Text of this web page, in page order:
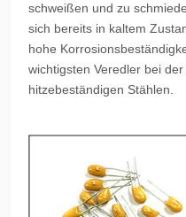
schweißen und zu
sich bereits in kaltem
hohe
wichtigsten Veredler bei
hitzebeständigen Stählen.